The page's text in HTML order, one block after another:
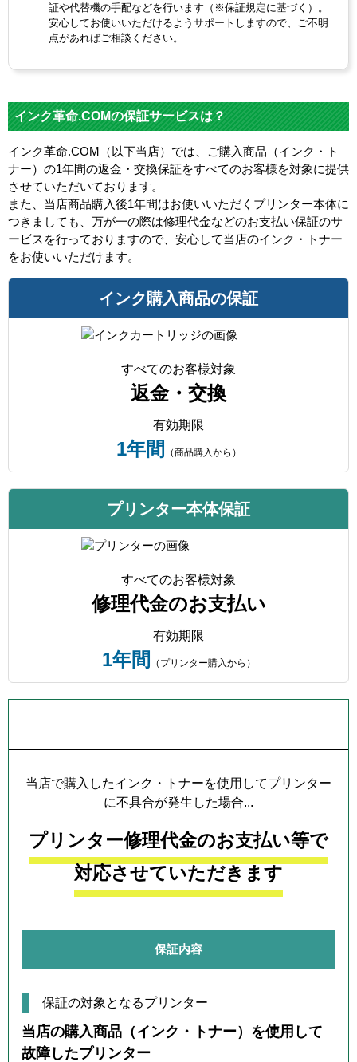
証や代替機の手配などを行います（※保証規定に基づく）。
安心してお使いいただけるようサポートしますので、ご不明
点があればご相談ください。
インク革命.COMの保証サービスは？
インク革命.COM（以下当店）では、ご購入商品（インク・ト
ナー）の1年間の返金・交換保証をすべてのお客様を対象に提供
させていただいております。
また、当店商品購入後1年間はお使いいただくプリンター本体に
つきましても、万が一の際は修理代金などのお支払い保証のサ
ービスを行っておりますので、安心して当店のインク・トナー
をお使いいただけます。
インク購入商品の保証
すべてのお客様対象
返金・交換
有効期限
1年間 （商品購入から）
プリンター本体保証
すべてのお客様対象
修理代金のお支払い
有効期限
1年間 （プリンター購入から）
当店で購入したインク・トナーを使用してプリンター
に不具合が発生した場合...
プリンター修理代金のお支払い等で
対応させていただきます
保証内容
保証の対象となるプリンター
当店の購入商品（インク・トナー）を使用して
故障したプリンター